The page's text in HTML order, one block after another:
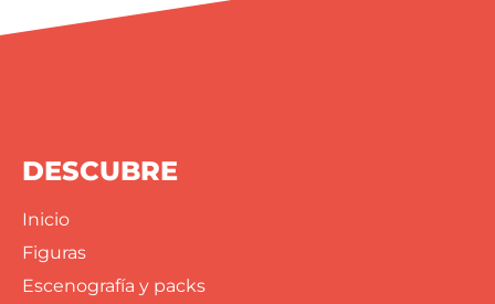
DESCUBRE
Inicio
Figuras
Escenografía y packs